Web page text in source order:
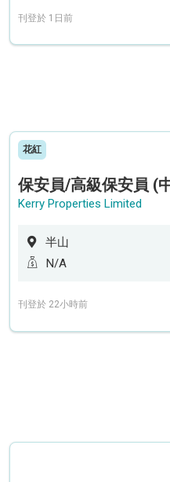
刊登於 1日前
花紅
Kerry Properties Limited
半山
N/A
刊登於 22小時前